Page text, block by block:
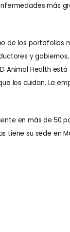
más
de los
y
Animal Health
los cuidan. La
en más de 50
tiene su sede en